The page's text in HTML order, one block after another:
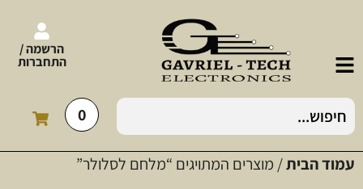
הרשמה /
התחברות
0
עמוד הבית/ מוצרים המתויגים “מלחם לסלולר”